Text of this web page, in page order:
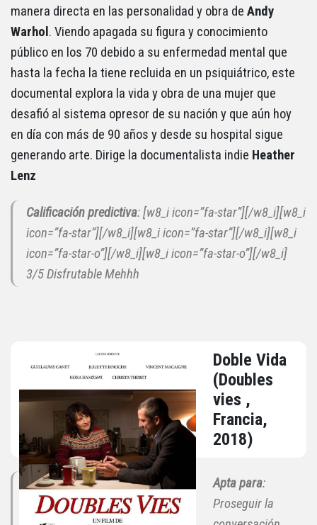
manera directa en las personalidad y obra de Andy
Warhol . Viendo apagada su figura y conocimiento
público en los 70 debido a su enfermedad mental que
hasta la fecha la tiene recluida en un psiquiátrico, este
documental explora la vida y obra de una mujer que
desafió al sistema opresor de su nación y que aún hoy
en día con más de 90 años y desde su hospital sigue
generando arte. Dirige la documentalista indie Heather
Lenz
Calificación predictiva: [w8_i icon=”fa-star”][/w8_i][w8_i
icon=”fa-star”][/w8_i][w8_i icon=”fa-star”][/w8_i][w8_i
icon=”fa-star-o”][/w8_i][w8_i icon=”fa-star-o”][/w8_i]
3/5 Disfrutable Mehhh
Doble Vida
(Doubles
vies ,
Francia,
2018)
Apta para:
Proseguir la